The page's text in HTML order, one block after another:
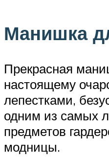
Манишка
Прекрасная
настоящему
лепестками,
одним из самых
предметов
модницы.